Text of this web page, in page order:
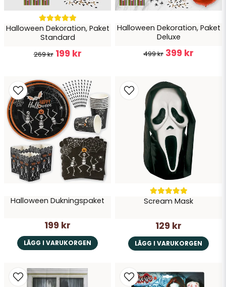
Skicka fråga
Halloween Dekoration, Paket
Standard
269 kr 199 kr
Halloween Dekoration, Paket
Deluxe
499 kr 399 kr
Halloween Dukningspaket
199 kr
LÄGG I VARUKORGEN
Scream Mask
129 kr
LÄGG I VARUKORGEN